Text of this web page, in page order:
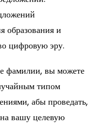
образования и
цифровую эру.
фамилии, вы можете
типом
абы проведать,
вашу целевую